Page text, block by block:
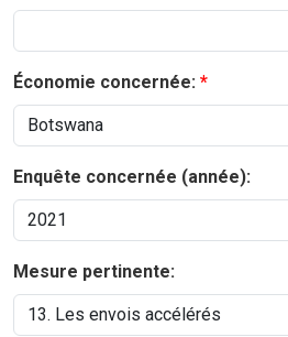
Économie concernée:
Enquête concernée (année):
Mesure pertinente: